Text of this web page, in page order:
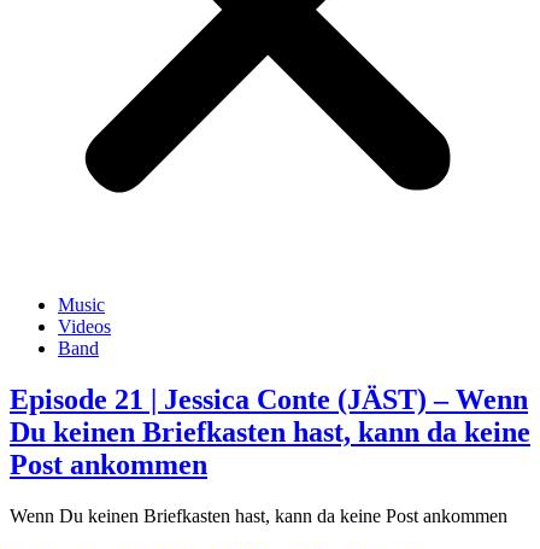
Music
Videos
Band
Episode 21 | Jessica Conte (JÄST) – Wenn
Du keinen Briefkasten hast, kann da keine
Post ankommen
Wenn Du keinen Briefkasten hast, kann da keine Post ankommen